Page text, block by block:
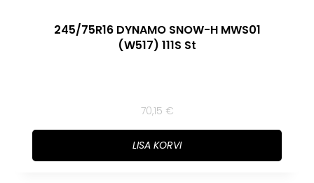
245/75R16 DYNAMO SNOW-H MWS01
(W517) 111S St
70,15 €
LISA KORVI